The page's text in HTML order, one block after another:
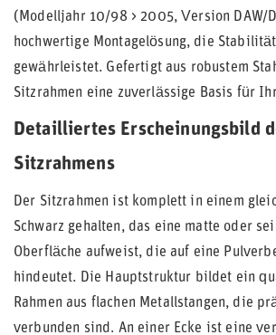
(Modelljahr 10/98 > 2005, Version DAW/
hochwertige Montagelösung, die
gewährleistet. Gefertigt aus robustem
Sitzrahmen eine zuverlässige Basis für
Detailliertes Erscheinungsbild
Sitzrahmens
Der Sitzrahmen ist komplett in einem
Schwarz gehalten, das eine matte oder
Oberfläche aufweist, die auf eine
hindeutet. Die Hauptstruktur bildet ein
Rahmen aus flachen Metallstangen, die
verbunden sind. An einer Ecke ist eine